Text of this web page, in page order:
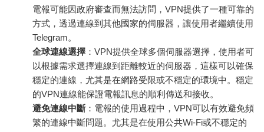
電報可能因政府審查而無法訪問，VPN提供了一種可靠的
方式，透過連線到其他國家的伺服器，讓使用者繼續使用
Telegram。
全球連線選擇 ：VPN提供全球多個伺服器選擇，使用者可
以根據需求選擇連線到距離較近的伺服器，這樣可以確保
穩定的連線，尤其是在網路受限或不穩定的環境中。穩定
的VPN連線能保證電報訊息的順利傳送和接收。
避免連線中斷：電報的使用過程中，VPN可以有效避免頻
繁的連線中斷問題。尤其是在使用公共Wi-Fi或不穩定的